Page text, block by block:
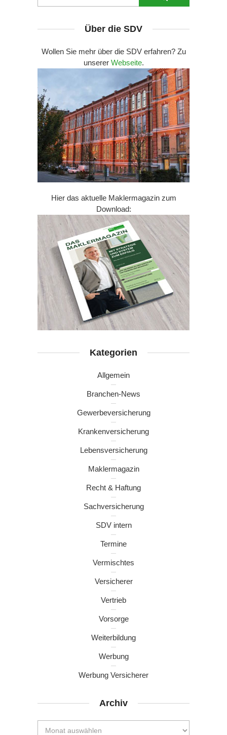
Über die SDV
Wollen Sie mehr über die SDV erfahren? Zu
unserer Webseite.
Hier das aktuelle Maklermagazin zum
Download:
Kategorien
Allgemein
Branchen-News
Gewerbeversicherung
Krankenversicherung
Lebensversicherung
Maklermagazin
Recht & Haftung
Sachversicherung
SDV intern
Termine
Vermischtes
Versicherer
Vertrieb
Vorsorge
Weiterbildung
Werbung
Werbung Versicherer
Archiv